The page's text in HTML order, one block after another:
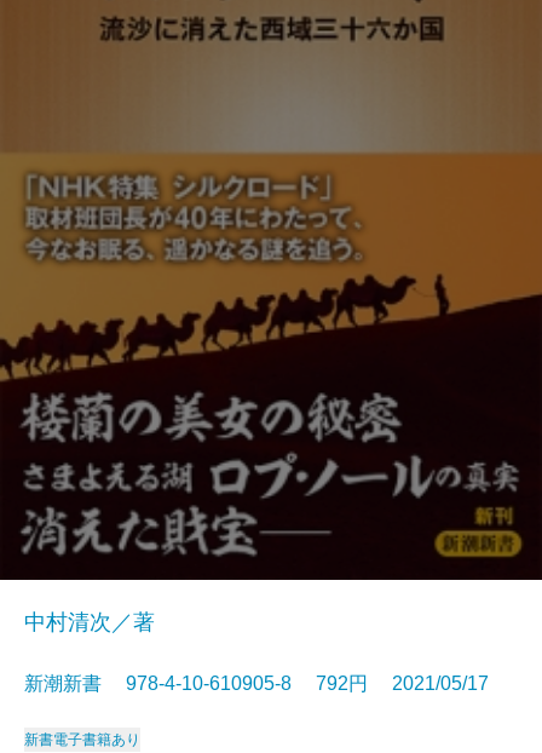
中村清次／著
新潮新書 978-4-10-610905-8 792円 2021/05/17
新書電子書籍あり